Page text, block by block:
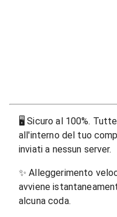
🖥Sicuro al 100%.
all'interno del tuo
inviati a nessun server.
✨Alleggerimento
avviene
alcuna coda.